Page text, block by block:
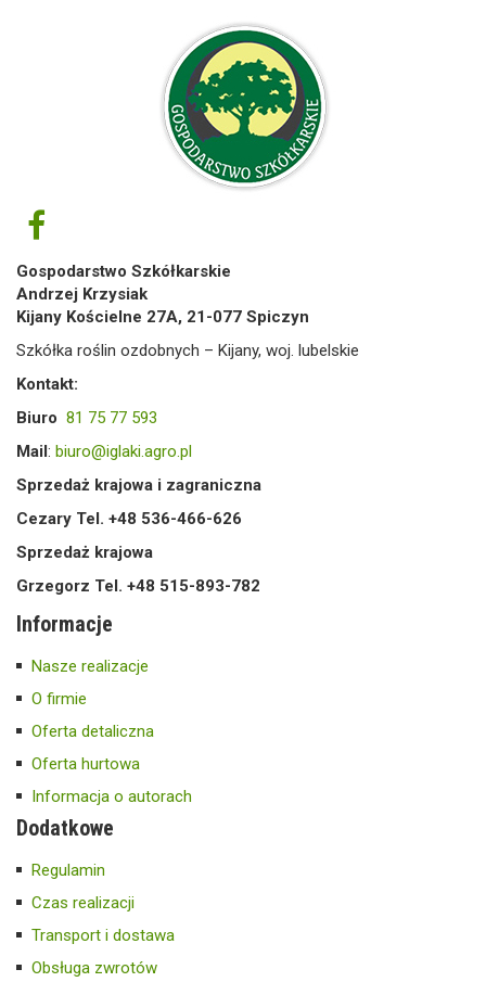
Gospodarstwo Szkółkarskie
Andrzej Krzysiak
Kijany Kościelne 27A, 21-077 Spiczyn
Szkółka roślin ozdobnych – Kijany, woj. lubelskie
Kontakt:
Biuro 81 75 77 593
Mail: biuro@iglaki.agro.pl
Sprzedaż krajowa i zagraniczna
Cezary Tel. +48 536-466-626
Sprzedaż krajowa
Grzegorz Tel. +48 515-893-782
Informacje
Nasze realizacje
O firmie
Oferta detaliczna
Oferta hurtowa
Informacja o autorach
Dodatkowe
Regulamin
Czas realizacji
Transport i dostawa
Obsługa zwrotów